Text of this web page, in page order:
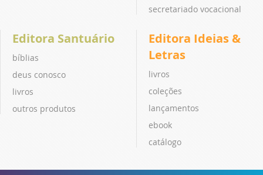
secretariado vocacional
Editora Santuário
bíblias
deus conosco
livros
outros produtos
Editora Ideias &
Letras
livros
coleções
lançamentos
ebook
catálogo